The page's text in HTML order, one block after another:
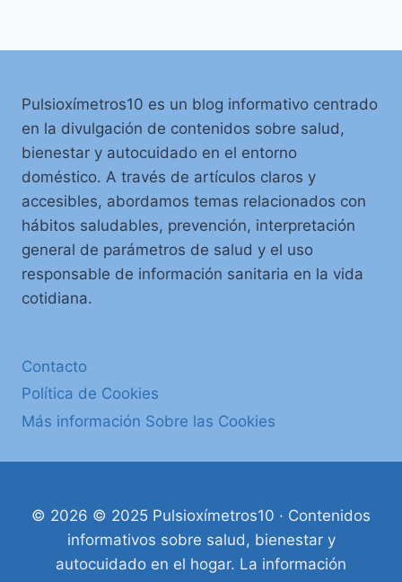
Pulsioxímetros10 es un blog informativo centrado
en la divulgación de contenidos sobre salud,
bienestar y autocuidado en el entorno
doméstico. A través de artículos claros y
accesibles, abordamos temas relacionados con
hábitos saludables, prevención, interpretación
general de parámetros de salud y el uso
responsable de información sanitaria en la vida
cotidiana.
Contacto
Política de Cookies
Más información Sobre las Cookies
© 2026 © 2025 Pulsioxímetros10 · Contenidos
informativos sobre salud, bienestar y
autocuidado en el hogar. La información